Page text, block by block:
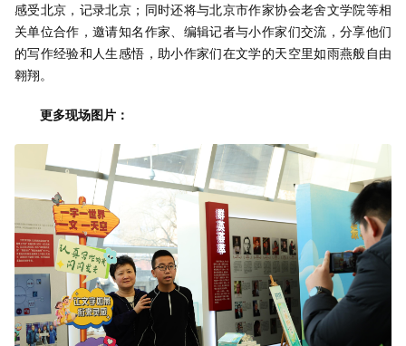
感受北京，记录北京；同时还将与北京市作家协会老舍文学院等相
关单位合作，邀请知名作家、编辑记者与小作家们交流，分享他们
的写作经验和人生感悟，助小作家们在文学的天空里如雨燕般自由
翱翔。
更多现场图片：